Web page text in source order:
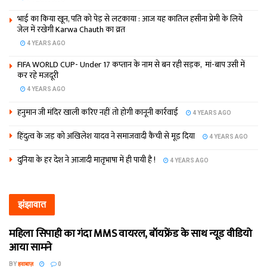
भाई का किया खून, पति को पेड़ से लटकाया : आज यह कातिल हसीना प्रेमी के लिये
जेल में रखेगी Karwa Chauth का व्रत
4 YEARS AGO
FIFA WORLD CUP- Under 17 कप्‍तान के नाम से बन रही सड़क, मां-बाप उसी में
कर रहे मजदूरी
4 YEARS AGO
हनुमान जी मंदिर खाली करिए नहीं तो होगी कानूनी कार्रवाई 4 YEARS AGO
हिंदुत्व के जड़ को अखिलेश यादव ने समाजवादी कैंची से मूड़ दिया 4 YEARS AGO
दुनिया के हर देश ने आजादी मातृभाषा में ही पायी है ! 4 YEARS AGO
झंझावात
महिला सिपाही का गंदा MMS वायरल, बॉयफ्रेंड के साथ न्यूड वीडियो
आया सामने
BYहवाबाज़ 0